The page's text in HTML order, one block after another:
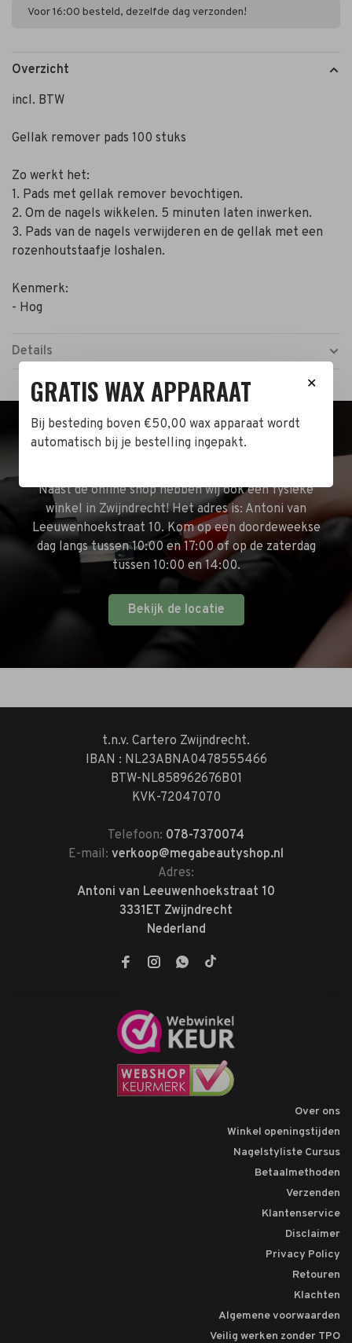
Voor 16:00 besteld, dezelfde dag verzonden!
Overzicht
incl. BTW
Gellak remover pads 100 stuks
Zo werkt het:
1. Pads met gellak remover bevochtigen.
2. Om de nagels wikkelen. 5 minuten laten inwerken.
3. Pads van de nagels verwijderen en de gellak met een
rozenhoutstaafje loshalen.
Kenmerk:
- Hog
Details
BEZOEK DE WINKEL!
Naast de online shop hebben wij ook een fysieke
winkel in Zwijndrecht! Het adres is: Antoni van
Leeuwenhoekstraat 10. Kom op een doordeweekse
dag langs tussen 10:00 en 17:00 of op de zaterdag
tussen 10:00 en 14:00.
Bekijk de locatie
t.n.v. Cartero Zwijndrecht.
IBAN : NL23ABNA0478555466
BTW-NL858962676B01
KVK-72047070
Telefoon: 078-7370074
E-mail: verkoop@megabeautyshop.nl
Adres:
Antoni van Leeuwenhoekstraat 10
3331ET Zwijndrecht
Nederland
Over ons
Winkel openingstijden
Nagelstyliste Cursus
Betaalmethoden
Verzenden
Klantenservice
Disclaimer
Privacy Policy
Retouren
Klachten
Algemene voorwaarden
Veilig werken zonder TPO
✕
GRATIS WAX APPARAAT
Bij besteding boven €50,00 wax apparaat wordt
automatisch bij je bestelling ingepakt.